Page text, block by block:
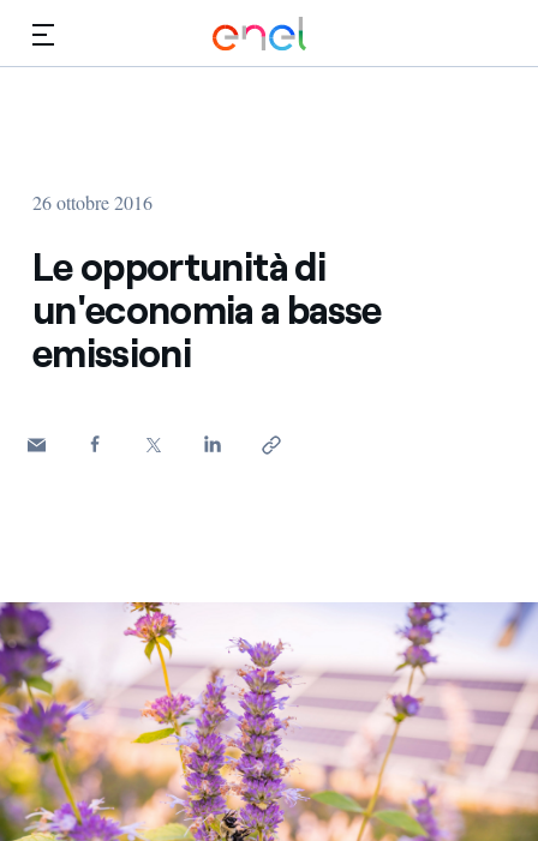
26 ottobre 2016
Le opportunità di
un'economia a basse
emissioni